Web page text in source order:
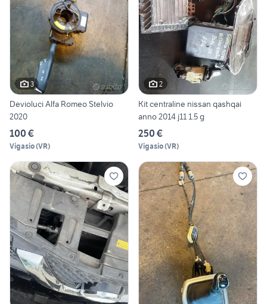
3
Devioluci Alfa Romeo Stelvio
2020
100 €
Vigasio(VR)
2
Kit centraline nissan qashqai
anno 2014 j11 1.5 g
250 €
Vigasio(VR)